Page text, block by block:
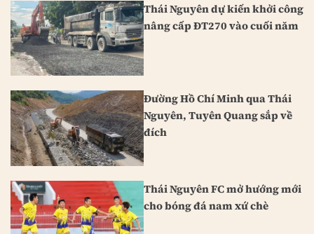
Thái Nguyên dự kiến khởi công
nâng cấp ĐT270 vào cuối năm
Đường Hồ Chí Minh qua Thái
Nguyên, Tuyên Quang sắp về
đích
Thái Nguyên FC mở hướng mới
cho bóng đá nam xứ chè